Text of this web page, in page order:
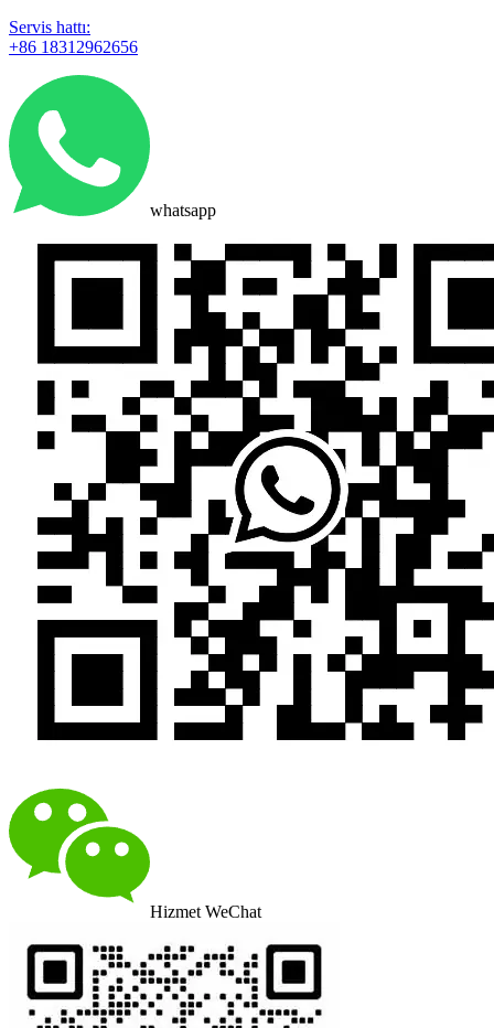
Servis hattı:
+86 18312962656
whatsapp
Hizmet WeChat